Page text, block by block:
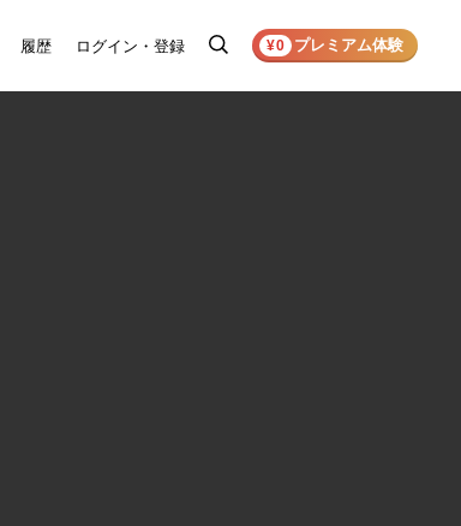
履歴 ログイン・登録
検
¥0 プレミアム体験